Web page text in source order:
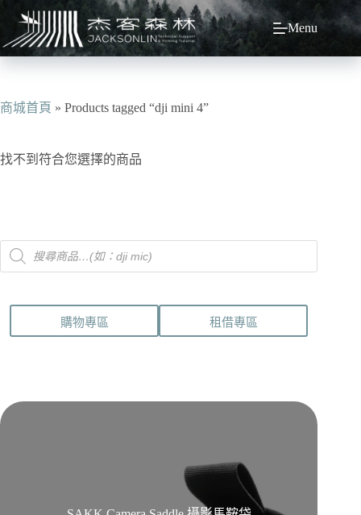
主
容
Menu
商城首頁 » Products tagged “dji mini 4”
找不到符合您選擇的商品
Products
search
購物專區 租借專區